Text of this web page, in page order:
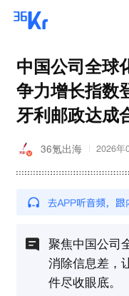
中国公司全球
争力增长指数
牙利邮政达成
36氪出海 2026年
聚焦中国公司
消除信息差，
件尽收眼底。